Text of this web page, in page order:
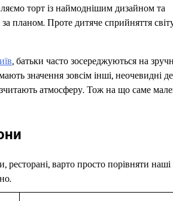
торт із наймоднішим дизайном та
планом. Проте дитяче сприйняття
, батьки часто зосереджуються на
значення зовсім інші, неочевидні
атмосферу. Тож на що саме
варто просто порівняти наші